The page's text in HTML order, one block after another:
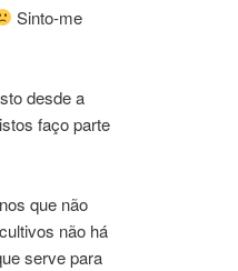
Sinto-me
desde a
faço parte
que não
não há
serve para